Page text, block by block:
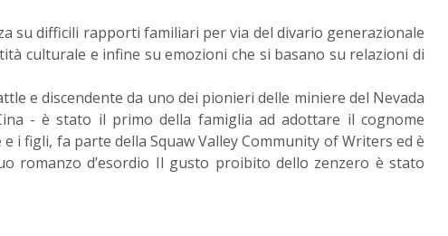
su difficili rapporti familiari per via del divario generazionale
culturale e infine su emozioni che si basano su relazioni di
e discendente da uno dei pionieri delle miniere del Nevada
- è stato il primo della famiglia ad adottare il cognome
i figli, fa parte della Squaw Valley Community of Writers ed è
romanzo d’esordio Il gusto proibito dello zenzero è stato